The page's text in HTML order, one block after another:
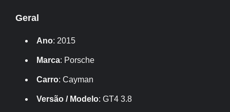
Geral
Ano: 2015
Marca: Porsche
Carro: Cayman
Versão / Modelo: GT4 3.8